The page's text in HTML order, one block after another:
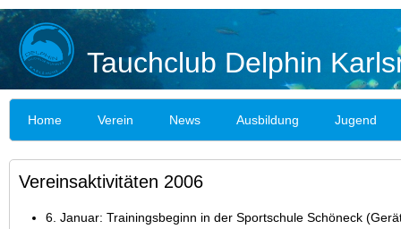
Tauchclub Delphin
Home Verein News Ausbildung Jugend
Vereinsaktivitäten 2006
6. Januar: Trainingsbeginn in der Sportschule Schöneck